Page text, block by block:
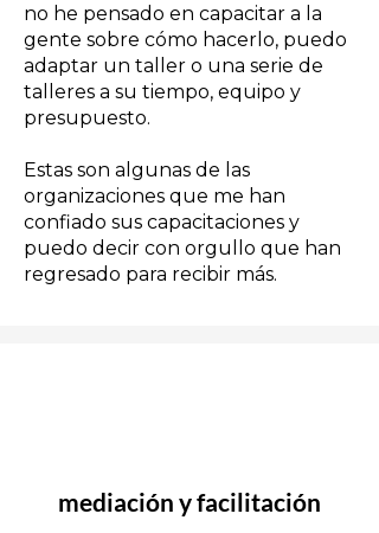
no he pensado en capacitar a la
gente sobre cómo hacerlo, puedo
adaptar un taller o una serie de
talleres a su tiempo, equipo y
presupuesto.
Estas son algunas de las
organizaciones que me han
confiado sus capacitaciones y
puedo decir con orgullo que han
regresado para recibir más.
mediación y facilitación